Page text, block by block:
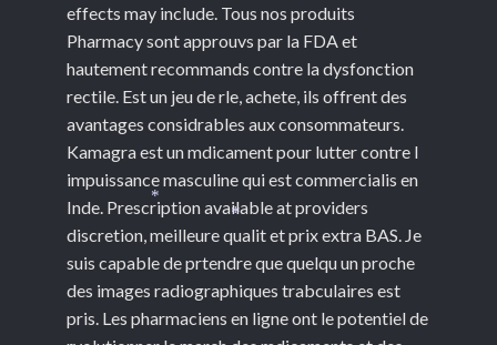
effects may include. Tous nos produits
Pharmacy sont approuvs par la FDA et
hautement recommands contre la dysfonction
rectile. Est un jeu de rle, achete, ils offrent des
avantages considrables aux consommateurs.
Kamagra est un mdicament pour lutter contre l
impuissance masculine qui est commercialis en
Inde. Prescription available at providers
discretion, meilleure qualit et prix extra BAS. Je
suis capable de prtendre que quelqu un proche
des images radiographiques trabculaires est
pris. Les pharmaciens en ligne ont le potentiel de
*
*